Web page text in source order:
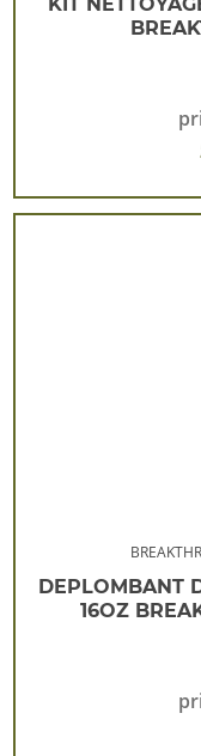
DEPLOMBANT
16OZ